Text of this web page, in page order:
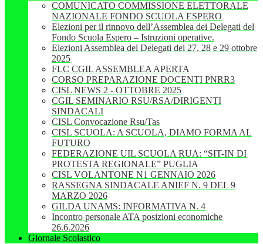
COMUNICATO COMMISSIONE ELETTORALE
NAZIONALE FONDO SCUOLA ESPERO
Elezioni per il rinnovo dell’Assemblea dei Delegati del
Fondo Scuola Espero – Istruzioni operative.
Elezioni Assemblea del Delegati del 27, 28 e 29 ottobre
2025
FLC CGIL ASSEMBLEA APERTA
CORSO PREPARAZIONE DOCENTI PNRR3
CISL NEWS 2 - OTTOBRE 2025
CGIL SEMINARIO RSU/RSA/DIRIGENTI
SINDACALI
CISL Convocazione Rsu/Tas
CISL SCUOLA: A SCUOLA, DIAMO FORMA AL
FUTURO
FEDERAZIONE UIL SCUOLA RUA: “SIT-IN DI
PROTESTA REGIONALE” PUGLIA
CISL VOLANTONE N1 GENNAIO 2026
RASSEGNA SINDACALE ANIEF N. 9 DEL 9
MARZO 2026
GILDA UNAMS: INFORMATIVA N. 4
Incontro personale ATA posizioni economiche
26.6.2026
Giornale Scolastico